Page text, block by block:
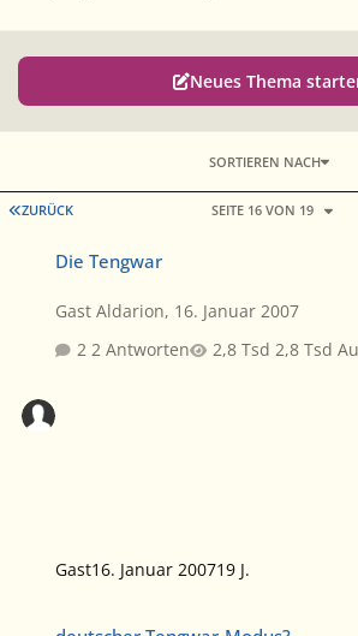
Neues Thema
ERSTE SEITE
ZURÜCK SEITE 16 VON 19
SORTIEREN NACH
Die Tengwar
Gast Aldarion, 16. Januar 2007
2 Antworten
2,8 Tsd
Gast16. Januar 200719 J.